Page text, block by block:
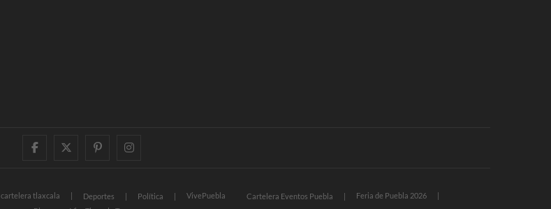
facebooktwitter
pinterestinstagram
cartelera tlaxcala Deportes Política VivePuebla Cartelera Eventos Puebla
Feria de Puebla 2026